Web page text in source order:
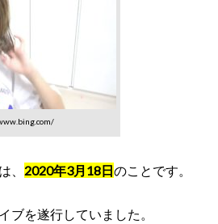
、 2020年3月18日のことです。
ブを遂行していました。